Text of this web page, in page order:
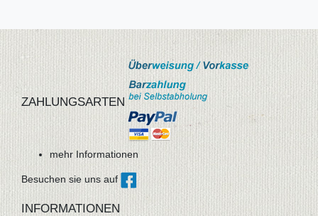
ZAHLUNGSARTEN
mehr Informationen
Besuchen sie uns auf
INFORMATIONEN